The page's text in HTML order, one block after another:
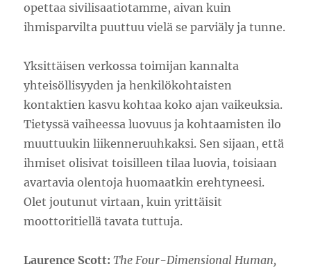
opettaa sivilisaatiotamme, aivan kuin
ihmisparvilta puuttuu vielä se parviäly ja tunne.
Yksittäisen verkossa toimijan kannalta
yhteisöllisyyden ja henkilökohtaisten
kontaktien kasvu kohtaa koko ajan vaikeuksia.
Tietyssä vaiheessa luovuus ja kohtaamisten ilo
muuttuukin liikenneruuhkaksi. Sen sijaan, että
ihmiset olisivat toisilleen tilaa luovia, toisiaan
avartavia olentoja huomaatkin erehtyneesi.
Olet joutunut virtaan, kuin yrittäisit
moottoritiellä tavata tuttuja.
Laurence Scott: The Four-Dimensional Human,